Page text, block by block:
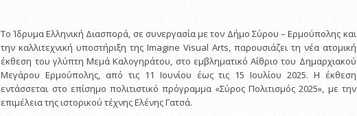
Το Ίδρυμα Ελληνική Διασπορά, σε συνεργασία με τον Δήμο Σύρου – Ερμούπολης και
την καλλιτεχνική υποστήριξη της Imagine Visual Arts, παρουσιάζει τη νέα ατομική
έκθεση του γλύπτη Μεμά Καλογηράτου, στο εμβληματικό Αίθριο του Δημαρχιακού
Μεγάρου Ερμούπολης, από τις 11 Ιουνίου έως τις 15 Ιουλίου 2025. Η έκθεση
εντάσσεται στο επίσημο πολιτιστικό πρόγραμμα «Σύρος Πολιτισμός 2025», με την
επιμέλεια της ιστορικού τέχνης Ελένης Γατσά.